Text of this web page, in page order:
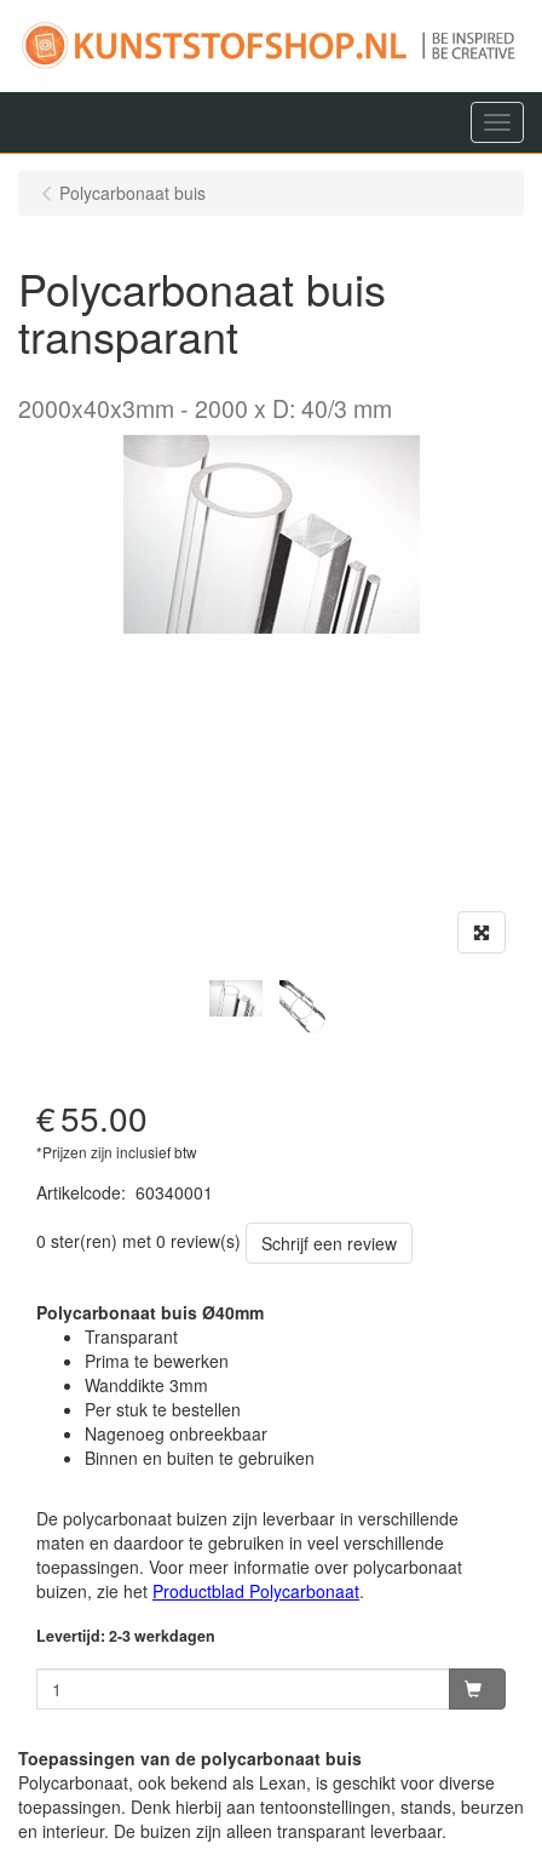
Menu
Polycarbonaat buis
Polycarbonaat buis
transparant
2000x40x3mm 2000 x D: 40/3 mm
€55.00
*Prijzen zijn inclusief btw
Artikelcode: 60340001
0 ster(ren) met 0 review(s)
Schrijf een review
Polycarbonaat buis Ø40mm
Transparant
Prima te bewerken
Wanddikte 3mm
Per stuk te bestellen
Nagenoeg onbreekbaar
Binnen en buiten te gebruiken
De polycarbonaat buizen zijn leverbaar in verschillende
maten en daardoor te gebruiken in veel verschillende
toepassingen. Voor meer informatie over polycarbonaat
buizen, zie het Productblad Polycarbonaat.
Levertijd: 2-3 werkdagen
Toepassingen van de polycarbonaat buis
Polycarbonaat, ook bekend als Lexan, is geschikt voor diverse
toepassingen. Denk hierbij aan tentoonstellingen, stands, beurzen
en interieur. De buizen zijn alleen transparant leverbaar.